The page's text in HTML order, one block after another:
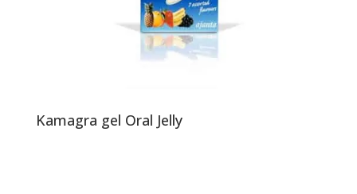
Kamagra gel Oral Jelly